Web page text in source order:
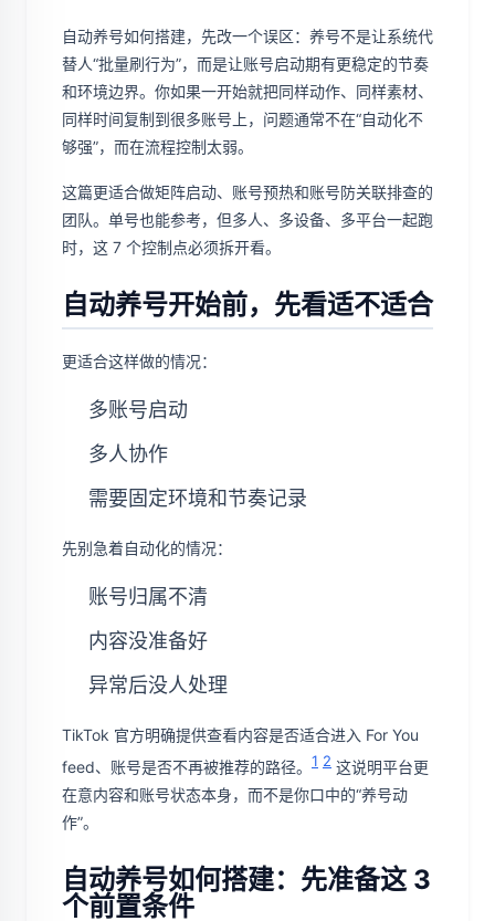
自动养号如何搭建，先改一个误区：养号不是让系统代
替人“批量刷行为”，而是让账号启动期有更稳定的节奏
和环境边界。你如果一开始就把同样动作、同样素材、
同样时间复制到很多账号上，问题通常不在“自动化不
够强”，而在流程控制太弱。
这篇更适合做矩阵启动、账号预热和账号防关联排查的
团队。单号也能参考，但多人、多设备、多平台一起跑
时，这 7 个控制点必须拆开看。
自动养号开始前，先看适不适合
更适合这样做的情况：
多账号启动
多人协作
需要固定环境和节奏记录
先别急着自动化的情况：
账号归属不清
内容没准备好
异常后没人处理
TikTok 官方明确提供查看内容是否适合进入 For You
feed、账号是否不再被推荐的路径。 1 2 这说明平台更
在意内容和账号状态本身，而不是你口中的“养号动
作”。
自动养号如何搭建：先准备这 3
个前置条件